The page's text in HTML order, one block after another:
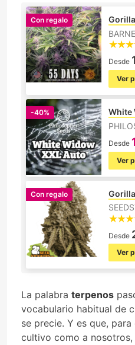
Con regalo
Desde
Ver
-40%
White
Desde
Ver
Con regalo
Desde
Ver
La palabra terpenos
vocabulario habitual de
se precie. Y es que,
cultivo como a